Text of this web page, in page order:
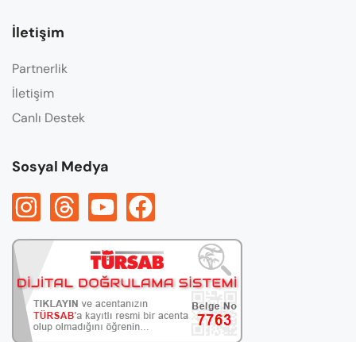
İletişim
Partnerlik
İletişim
Canlı Destek
Sosyal Medya